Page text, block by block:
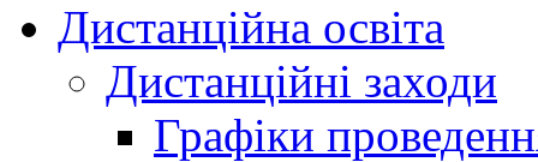
Дистанційна освіта
Дистанційні заходи
Графіки